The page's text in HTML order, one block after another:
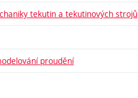
tekutin a tekutinových strojů
proudění